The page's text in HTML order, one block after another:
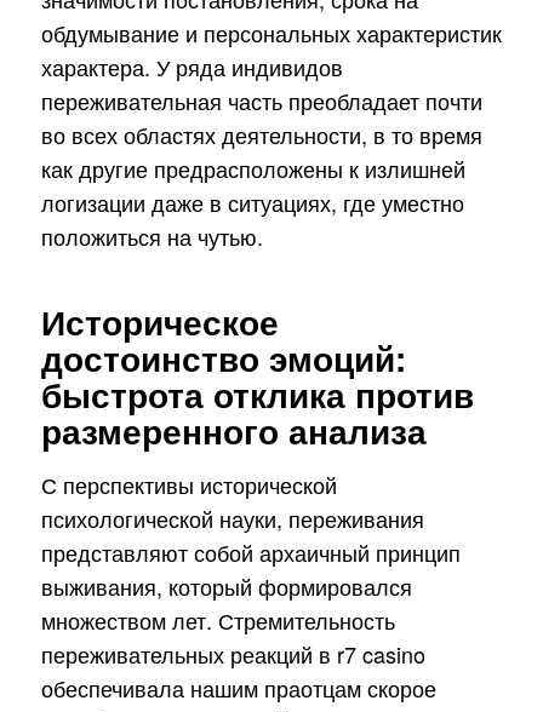
обдумывание и персональных характеристик
характера. У ряда индивидов
переживательная часть преобладает почти
во всех областях деятельности, в то время
как другие предрасположены к излишней
логизации даже в ситуациях, где уместно
положиться на чутью.
Историческое
достоинство эмоций:
быстрота отклика против
размеренного анализа
С перспективы исторической
психологической науки, переживания
представляют собой архаичный принцип
выживания, который формировался
множеством лет. Стремительность
переживательных реакций в r7 casino
обеспечивала нашим праотцам скорое